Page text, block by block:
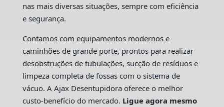
nas mais diversas situações, sempre com eficiência
e segurança.
Contamos com equipamentos modernos e
caminhões de grande porte, prontos para realizar
desobstruções de tubulações, sucção de resíduos e
limpeza completa de fossas com o sistema de
vácuo. A Ajax Desentupidora oferece o melhor
custo-benefício do mercado. Ligue agora mesmo